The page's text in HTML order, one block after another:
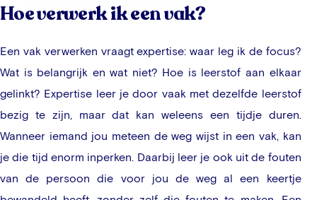
Hoe verwerk ik een vak?
Een vak verwerken vraagt expertise: waar leg ik de focus?
Wat is belangrijk en wat niet? Hoe is leerstof aan elkaar
gelinkt? Expertise leer je door vaak met dezelfde leerstof
bezig te zijn, maar dat kan weleens een tijdje duren.
Wanneer iemand jou meteen de weg wijst in een vak, kan
je die tijd enorm inperken. Daarbij leer je ook uit de fouten
van de persoon die voor jou de weg al een keertje